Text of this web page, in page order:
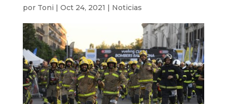
por Toni | Oct 24, 2021 | Noticias